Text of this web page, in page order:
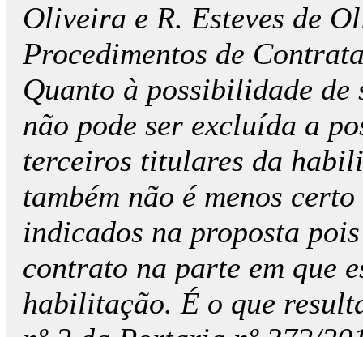
Oliveira e R. Esteves de
Procedimentos de
Quanto à possibilidade de
não pode ser excluída a
terceiros titulares da
também não é menos
indicados na proposta
contrato na parte em que
habilitação. É o que